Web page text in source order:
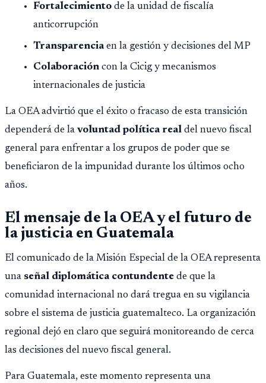
Fortalecimiento de la unidad de fiscalía
anticorrupción
Transparenciaen la gestión y decisiones del MP
Colaboración con la Cicig y mecanismos
internacionales de justicia
La OEA advirtió que el éxito o fracaso de esta transición
dependerá de la voluntad política real del nuevo fiscal
general para enfrentar a los grupos de poder que se
beneficiaron de la impunidad durante los últimos ocho
años.
El mensaje de la OEA y el futuro de
la justicia en Guatemala
El comunicado de la Misión Especial de la OEA representa
una señal diplomática contundente de que la
comunidad internacional no dará tregua en su vigilancia
sobre el sistema de justicia guatemalteco. La organización
regional dejó en claro que seguirá monitoreando de cerca
las decisiones del nuevo fiscal general.
Para Guatemala, este momento representa una